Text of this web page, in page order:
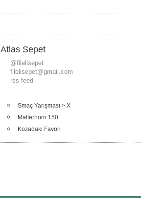
Atlas Sepet
@filelisepet
filelisepet@gmail.com
rss feed
Smaç Yarışması > X
Matterhorn 150
Kozadaki Favori